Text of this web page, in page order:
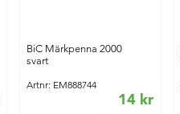
BiC Märkpenna 2000
svart
Artnr: EM888744
14 kr